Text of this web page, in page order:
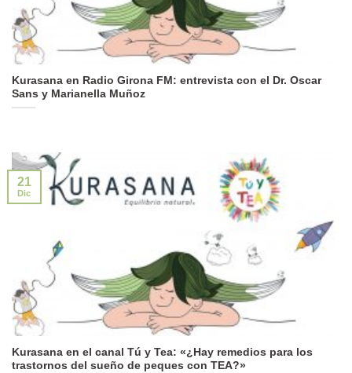
Kurasana en Radio Girona FM: entrevista con el Dr. Oscar
Sans y Marianella Muñoz
Kurasana en el canal Tú y Tea: «¿Hay remedios para los
trastornos del sueño de peques con TEA?»
21
Dic